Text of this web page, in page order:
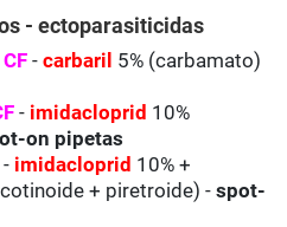
- ectoparasiticidas
CF-carbaril 5% (carbamato)
- imidacloprid 10%
on pipetas
- imidacloprid 10% +
+ piretroide) -spot-